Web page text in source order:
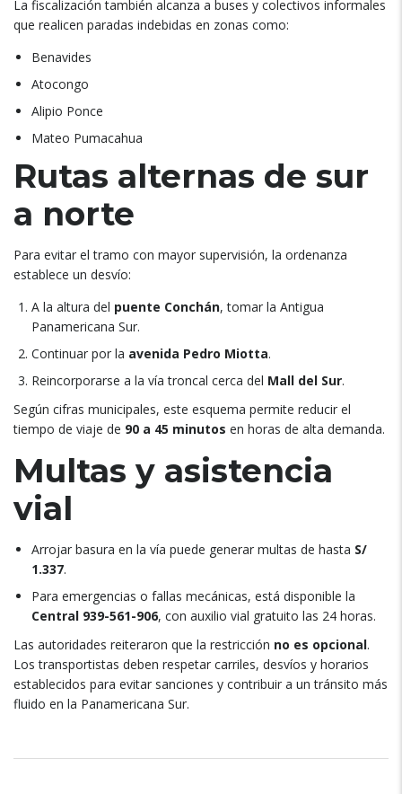
La fiscalización también alcanza a buses y colectivos informales
que realicen paradas indebidas en zonas como:
Benavides
Atocongo
Alipio Ponce
Mateo Pumacahua
Rutas alternas de sur
a norte
Para evitar el tramo con mayor supervisión, la ordenanza
establece un desvío:
A la altura del puente Conchán, tomar la Antigua
Panamericana Sur.
Continuar por la avenida Pedro Miotta.
Reincorporarse a la vía troncal cerca del Mall del Sur.
Según cifras municipales, este esquema permite reducir el
tiempo de viaje de 90 a 45 minutos en horas de alta demanda.
Multas y asistencia
vial
Arrojar basura en la vía puede generar multas de hasta S/
1.337.
Para emergencias o fallas mecánicas, está disponible la
Central 939-561-906, con auxilio vial gratuito las 24 horas.
Las autoridades reiteraron que la restricción no es opcional.
Los transportistas deben respetar carriles, desvíos y horarios
establecidos para evitar sanciones y contribuir a un tránsito más
fluido en la Panamericana Sur.